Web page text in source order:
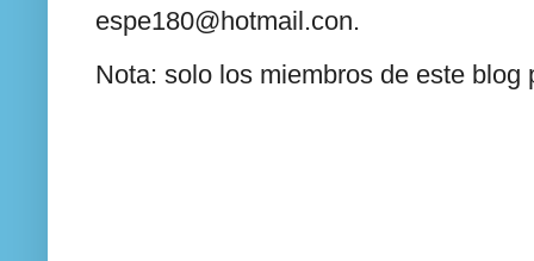
espe180@hotmail.con.
Nota: solo los miembros de este